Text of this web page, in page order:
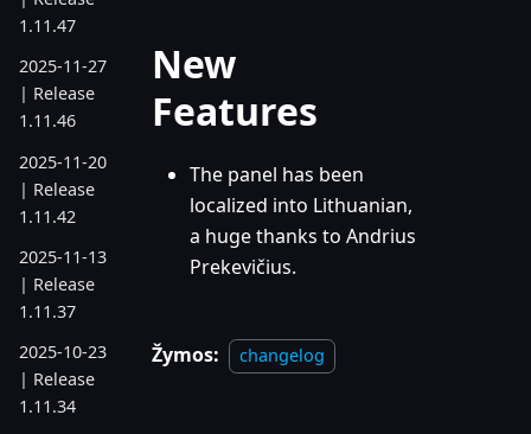
1.11.47
2025-11-27
| Release
1.11.46
2025-11-20
| Release
1.11.42
2025-11-13
| Release
1.11.37
2025-10-23
| Release
1.11.34
New
Features
The panel has been
localized into Lithuanian,
a huge thanks to Andrius
Prekevičius.
Žymos: changelog